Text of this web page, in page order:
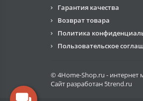
Гарантия качества
Возврат товара
Политика
Пользовательское
© 4Home-Shop.ru - интернет
Сайт разработан 5trend.ru